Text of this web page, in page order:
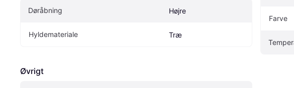
Døråbning Højre
Hyldemateriale Træ
Øvrigt
Farve